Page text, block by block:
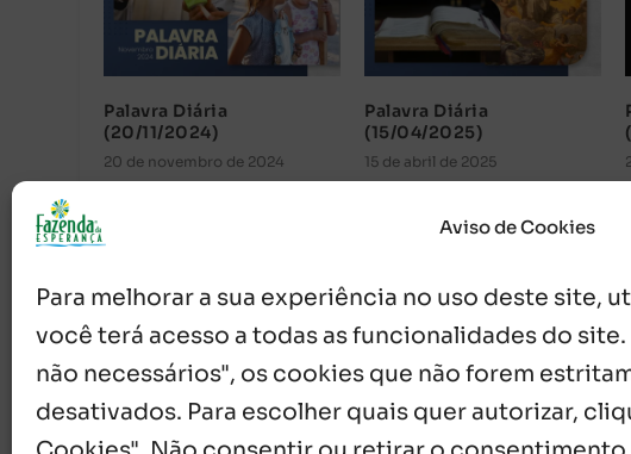
Aviso de Cookies
Para melhorar a sua experiência no uso deste site,
você terá acesso a todas as funcionalidades do
não necessários", os cookies que não forem
desativados. Para escolher quais quer autorizar,
Palavra Diária
(20/11/2024)
20 de novembro de 2024
Palavra Diária
(15/04/2025)
15 de abril de 2025